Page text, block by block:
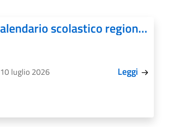
n. 585 Calendario scolastico regionale 2026/27
10 luglio 2026 Leggi